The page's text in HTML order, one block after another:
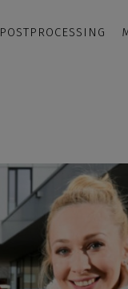
POSTPROCESSING